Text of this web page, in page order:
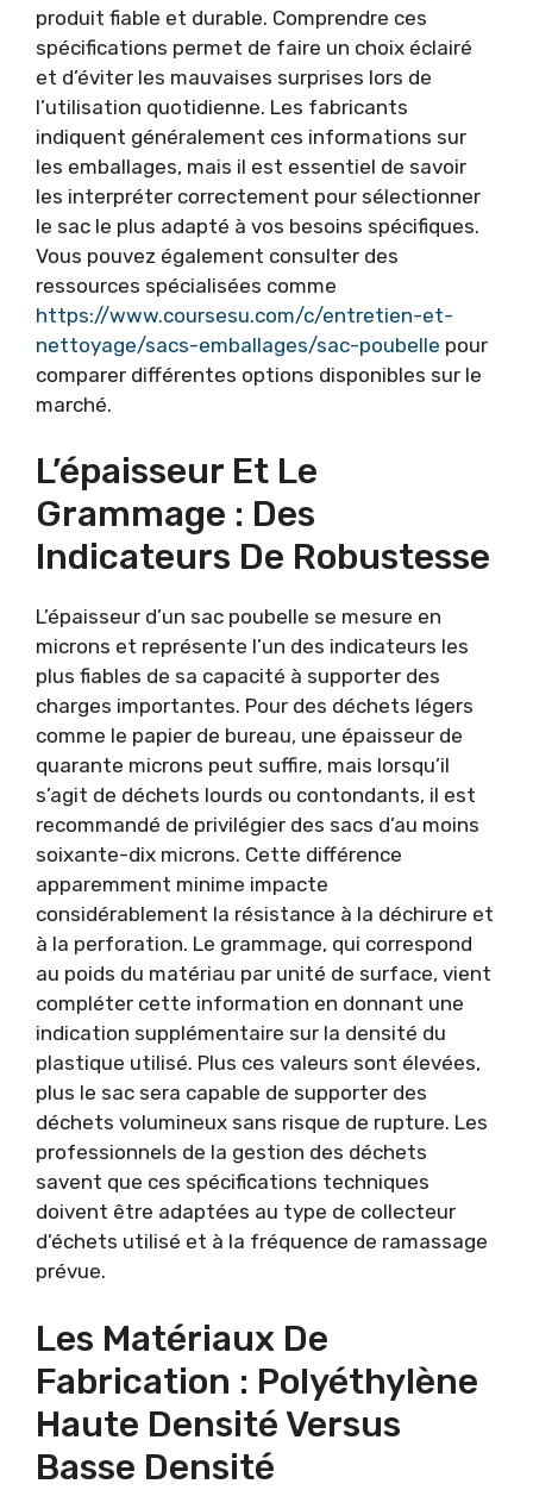
produit fiable et durable. Comprendre ces
spécifications permet de faire un choix éclairé
et d’éviter les mauvaises surprises lors de
l’utilisation quotidienne. Les fabricants
indiquent généralement ces informations sur
les emballages, mais il est essentiel de savoir
les interpréter correctement pour sélectionner
le sac le plus adapté à vos besoins spécifiques.
Vous pouvez également consulter des
ressources spécialisées comme
https://www.coursesu.com/c/entretien-et-
nettoyage/sacs-emballages/sac-poubelle pour
comparer différentes options disponibles sur le
marché.
L’épaisseur Et Le
Grammage : Des
Indicateurs De Robustesse
L’épaisseur d’un sac poubelle se mesure en
microns et représente l’un des indicateurs les
plus fiables de sa capacité à supporter des
charges importantes. Pour des déchets légers
comme le papier de bureau, une épaisseur de
quarante microns peut suffire, mais lorsqu’il
s’agit de déchets lourds ou contondants, il est
recommandé de privilégier des sacs d’au moins
soixante-dix microns. Cette différence
apparemment minime impacte
considérablement la résistance à la déchirure et
à la perforation. Le grammage, qui correspond
au poids du matériau par unité de surface, vient
compléter cette information en donnant une
indication supplémentaire sur la densité du
plastique utilisé. Plus ces valeurs sont élevées,
plus le sac sera capable de supporter des
déchets volumineux sans risque de rupture. Les
professionnels de la gestion des déchets
savent que ces spécifications techniques
doivent être adaptées au type de collecteur
d’échets utilisé et à la fréquence de ramassage
prévue.
Les Matériaux De
Fabrication : Polyéthylène
Haute Densité Versus
Basse Densité